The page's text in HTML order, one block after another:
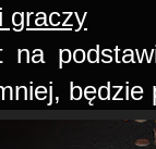
graczy